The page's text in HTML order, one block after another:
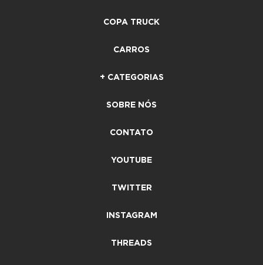
COPA TRUCK
CARROS
+ CATEGORIAS
SOBRE NÓS
CONTATO
YOUTUBE
TWITTER
INSTAGRAM
THREADS